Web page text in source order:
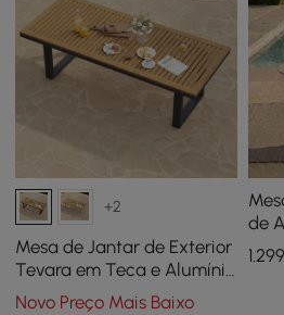
+2
Mesa de Jantar de Exterior
Tevara em Teca e Alumínio
Cinzenta, para 6-8 Pessoas
Novo Preço Mais Baixo
de
em
1.299